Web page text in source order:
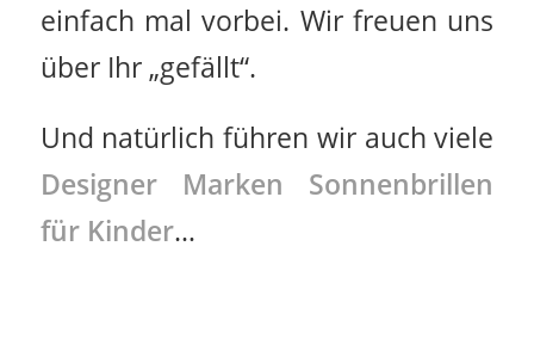
einfach mal vorbei. Wir freuen uns
über Ihr „gefällt“.
Und natürlich führen wir auch viele
Designer Marken Sonnenbrillen
für Kinder…